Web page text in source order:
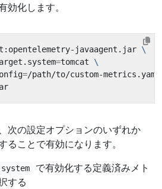
効化します。
javaagent.jar
=tomcat
=/path/to/custom-
次の設定オプションのいずれか
ることで有効になります。
で有効化する定義済みメト
する